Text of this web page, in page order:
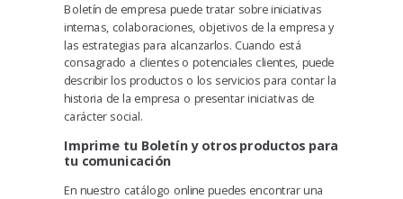
Boletín de empresa puede tratar sobre iniciativas
internas, colaboraciones, objetivos de la empresa y
las estrategias para alcanzarlos. Cuando está
consagrado a clientes o potenciales clientes, puede
describir los productos o los servicios para contar la
historia de la empresa o presentar iniciativas de
carácter social.
Imprime tu Boletín y otros productos para
tu comunicación
En nuestro catálogo online puedes encontrar una